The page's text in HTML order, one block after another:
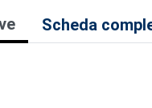
Scheda